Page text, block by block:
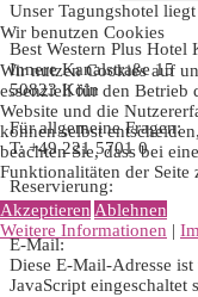
Unser Tagungshotel
Best Western Plus Hotel
Innere Kanalstraße 15
50823 Köln
Für allgemeine Fragen:
T: +49 221 5701 0
Reservierung:
T: +49 221 5701 920
E-Mail:
Diese E-Mail-Adresse
JavaScript eingeschaltet
Wir benutzen Cookies
Wir nutzen Cookies auf
essenziell für den Betrieb
Website und die
können selbst
beachten Sie, dass bei
Funktionalitäten der Seite
Akzeptieren Ablehnen
Weitere Informationen |